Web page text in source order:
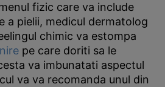
fizic care va include
a pielii, medicul dermatolog
chimic va estompa
pe care doriti sa le
va imbunatati aspectul
va va recomanda unul din